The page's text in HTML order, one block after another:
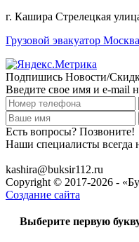
г. Кашира Стрелецкая
Грузовой эвакуатор Москва
Подпишись Новости/
Введите свое имя и e-mail
Есть вопросы? Позвоните!
Наши специалисты всегда
kashira@buksir112.ru
Copyright © 2017-2026 -
Создание сайта
Выберите первую